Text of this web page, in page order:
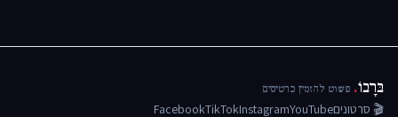
בּרָבוֹ. פשוט להזמין כרטיסים
🎬 סרטוניםYouTube
Instagram
TikTok
Facebook